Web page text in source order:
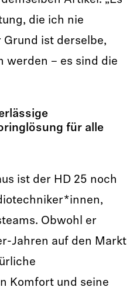
die ich nie
Grund ist derselbe,
werden – es sind die
für alle
ist der HD 25 noch
Obwohl er
Jahren auf den Markt
Komfort und seine